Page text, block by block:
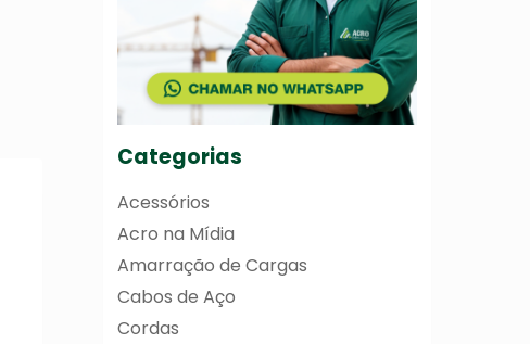
Categorias
Acessórios
Acro na Mídia
Amarração de Cargas
Cabos de Aço
Cordas